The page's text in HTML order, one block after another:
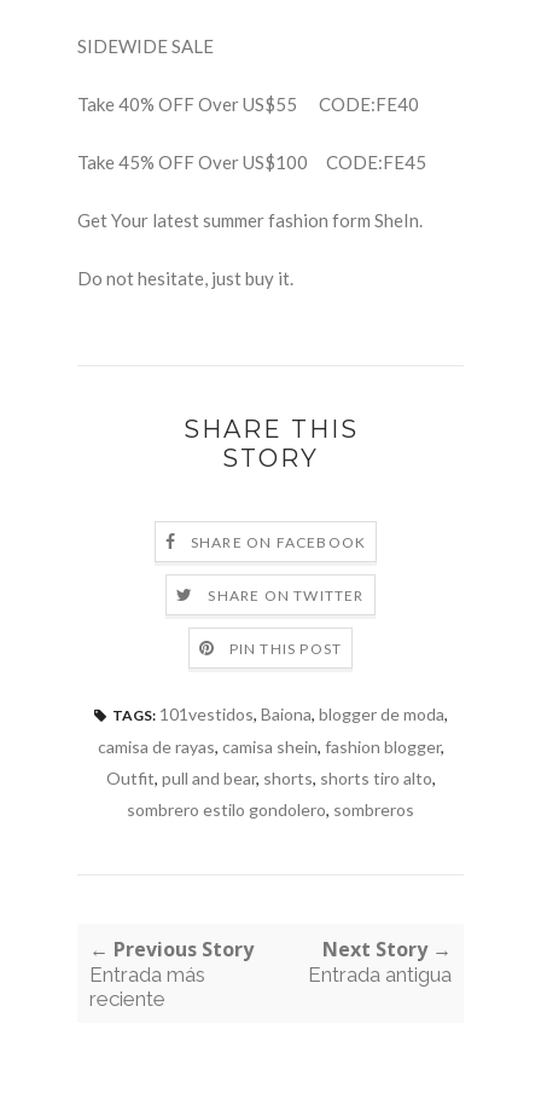
SIDEWIDE SALE
Take 40% OFF Over US$55 CODE:FE40
Take 45% OFF Over US$100 CODE:FE45
Get Your latest summer fashion form SheIn.
Do not hesitate, just buy it.
SHARE THIS
STORY
SHARE ON FACEBOOK
SHARE ON TWITTER
PIN THIS POST
TAGS: 101vestidos, Baiona, blogger de moda,
camisa de rayas, camisa shein, fashion blogger,
Outfit, pull and bear, shorts, shorts tiro alto,
sombrero estilo gondolero, sombreros
← Previous Story
Entrada más
reciente
Next Story →
Entrada antigua